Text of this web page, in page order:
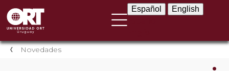
Español English
Novedades